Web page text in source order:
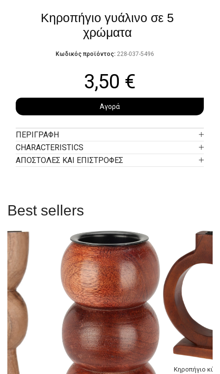
Κηροπήγιο γυάλινο σε 5
χρώματα
Κωδικός προϊόντος: 228-037-5496
3,50 €
Αγορά
ΠΕΡΙΓΡΑΦΉ
CHARACTERISTICS
ΑΠΟΣΤΟΛΕΣ ΚΑΙ ΕΠΙΣΤΡΟΦΕΣ
Best sellers
Κηροπήγιο